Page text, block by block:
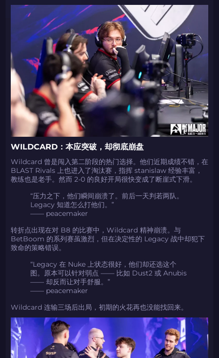
WILDCARD：本应突破，却彻底崩盘
Wildcard 曾是闯入第二阶段的热门选择。他们近期成绩不错，在
BLAST Rivals 上也进入了淘汰赛，指挥 stanislaw 经验丰富，
教练也是老手。然而 2-0 的良好开局很快变成了断崖式下滑。
“压力之下，他们瞬间崩溃了。前后一天判若两队。
Legacy 知道怎么打他们。”
—— peacemaker
转折点出现在对 B8 的比赛中，Wildcard 精神崩溃。与
BetBoom 的系列赛虽激烈，但在决定性的 Legacy 战中却犯下
致命的策略错误。
“Legacy 在 Nuke 上状态很好，他们却还选这个
图。原本可以针对弱点 —— 比如 Dust2 或 Anubis
—— 却反而让对手舒服。”
—— peacemaker
Wildcard 连输三场后出局，初期的火花再也没能找回来。